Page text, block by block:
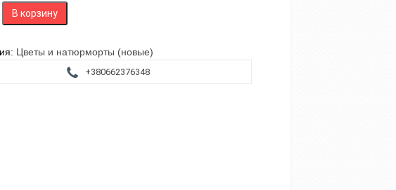
В корзину
Цветы и натюрморты (новые)
+380662376348